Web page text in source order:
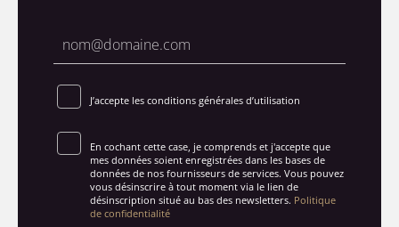
J’accepte les conditions générales d’utilisation
En cochant cette case, je comprends et j'accepte que
mes données soient enregistrées dans les bases de
données de nos fournisseurs de services. Vous pouvez
vous désinscrire à tout moment via le lien de
désinscription situé au bas des newsletters. Politique
de confidentialité